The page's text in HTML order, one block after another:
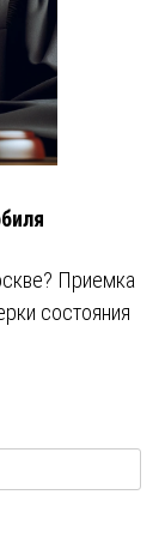
Приемка
состояния